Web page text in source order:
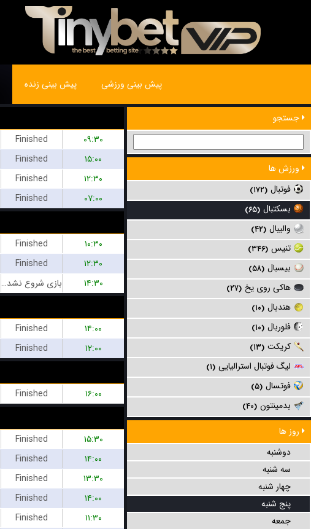
پیش بینی ورزشی پیش بینی زنده
جستجو
ورزش ها
فوتبال (۱۷۲)
بسکتبال (۶۵)
والیبال (۴۲)
تنیس (۳۴۶)
بیسبال (۵۸)
هاکی روی یخ (۲۷)
هندبال (۱۰)
فلوربال (۱۰)
کریکت (۱۳)
لیگ فوتبال استرالیایی (۱)
فوتسال (۵)
بدمینتون (۴۰)
روز ها
دوشنبه
سه شنبه
چهار شنبه
پنج شنبه
جمعه
Finished
۰۹:۳۰
Finished
۱۵:۰۰
Finished
۱۲:۳۰
Finished
۰۷:۰۰
Finished
۱۰:۳۰
Finished
۱۲:۳۰
بازی شروع نشده است
۱۴:۳۰
Finished
۱۴:۰۰
Finished
۱۲:۰۰
Finished
۱۶:۰۰
Finished
۱۵:۳۰
Finished
۱۴:۰۰
Finished
۱۳:۳۰
Finished
۱۴:۰۰
Finished
۱۱:۳۰